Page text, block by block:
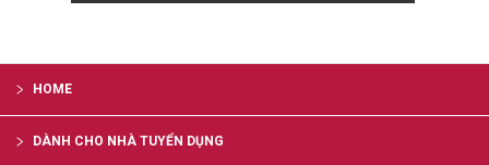
HOME
DÀNH CHO NHÀ TUYỂN DỤNG